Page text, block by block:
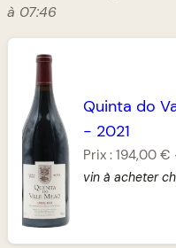
à 07:46
Quinta do
- 2021
Prix :194,00 €
vin à acheter